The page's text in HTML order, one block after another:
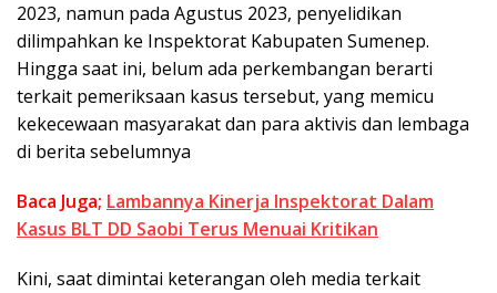
2023, namun pada Agustus 2023, penyelidikan
dilimpahkan ke Inspektorat Kabupaten Sumenep.
Hingga saat ini, belum ada perkembangan berarti
terkait pemeriksaan kasus tersebut, yang memicu
kekecewaan masyarakat dan para aktivis dan lembaga
di berita sebelumnya
Baca Juga; Lambannya Kinerja Inspektorat Dalam
Kasus BLT DD Saobi Terus Menuai Kritikan
Kini, saat dimintai keterangan oleh media terkait